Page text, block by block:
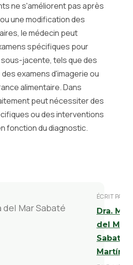
ne s'améliorent pas après
une modification des
le médecin peut
spécifiques pour
jacente, tels que des
examens d'imagerie ou
alimentaire. Dans
peut nécessiter des
ou des interventions
fonction du diagnostic.
ÉCRIT PAR
Dra.
del Mar
Sabaté
Martínez